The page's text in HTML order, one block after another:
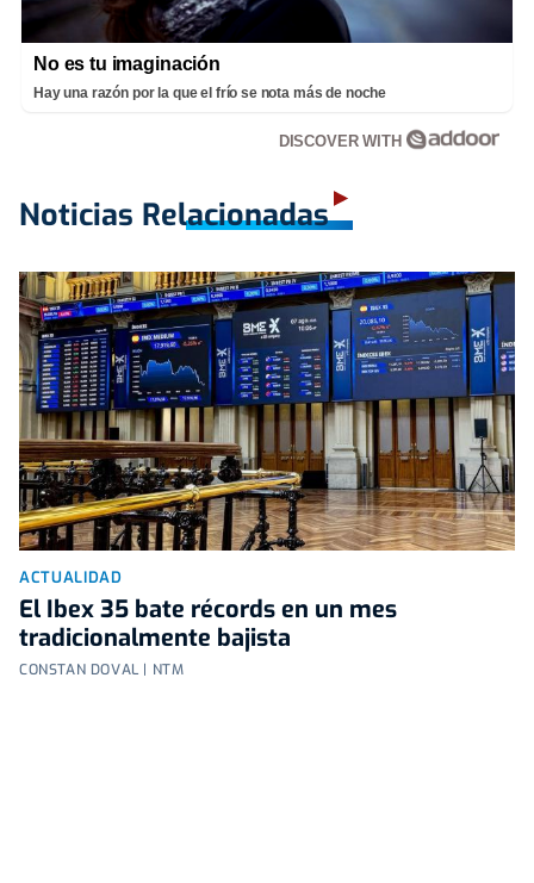
No es tu imaginación
Hay una razón por la que el frío se nota más de noche
DISCOVER WITH
Noticias Relacionadas
ACTUALIDAD
El Ibex 35 bate récords en un mes
tradicionalmente bajista
CONSTAN DOVAL | NTM